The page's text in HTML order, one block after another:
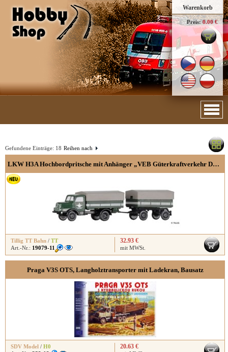
Warenkorb
Preis: 0.00 €
Reihen nach
Gefundene Einträge: 18
LKW H3A Hochbordpritsche mit Anhänger „VEB Güterkraftverkehr Dresden“
Tillig TT Bahn / TT
Art.-Nr.: 19079-11
32.93 €
mit MWSt.
Praga V3S OTS, Langholztransporter mit Ladekran, Bausatz
SDV Model / H0
20.63 €